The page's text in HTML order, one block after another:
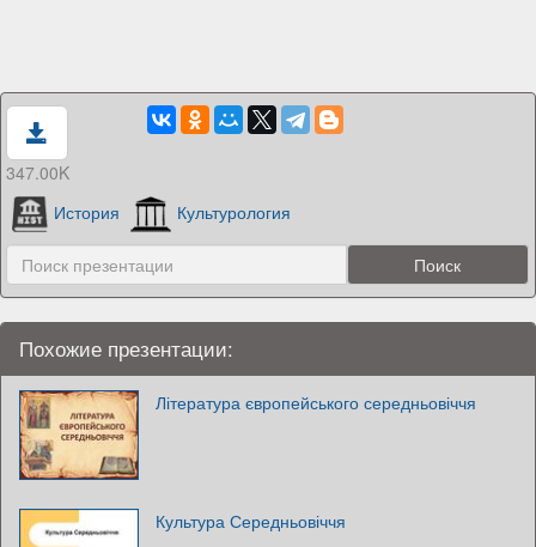
347.00K
История
Культурология
Похожие презентации:
Література європейського середньовіччя
Культура Середньовіччя